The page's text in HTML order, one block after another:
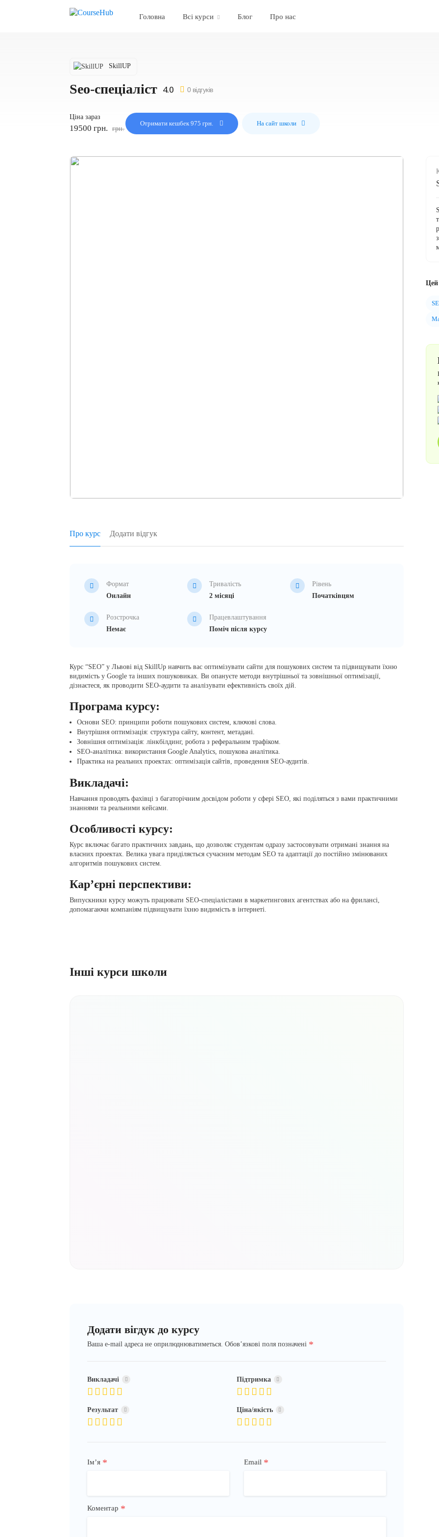
Головна Всі курси Блог Про нас
SkillUP
Seo-спеціаліст 0 відгуків
Ціна зараз
19500 грн. грн.
Отримати кешбек 975 грн. На сайт школи
Про курс Додати відгук
Формат
Онлайн
Тривалість
2 місяці
Рівень
Початківцям
Розстрочка
Немає
Працевлаштування
Поміч після курсу
Курс “SEO” у Львові від SkillUp навчить вас оптимізувати сайти для пошукових систем та підвищувати їхню
видимість у Google та інших пошуковиках. Ви опануєте методи внутрішньої та зовнішньої оптимізації,
дізнаєтеся, як проводити SEO-аудити та аналізувати ефективність своїх дій.
Програма курсу:
Основи SEO: принципи роботи пошукових систем, ключові слова.
Внутрішня оптимізація: структура сайту, контент, метадані.
Зовнішня оптимізація: лінкбілдинг, робота з реферальним трафіком.
SEO-аналітика: використання Google Analytics, пошукова аналітика.
Практика на реальних проектах: оптимізація сайтів, проведення SEO-аудитів.
Викладачі:
Навчання проводять фахівці з багаторічним досвідом роботи у сфері SEO, які поділяться з вами практичними
знаннями та реальними кейсами.
Особливості курсу:
Курс включає багато практичних завдань, що дозволяє студентам одразу застосовувати отримані знання на
власних проектах. Велика увага приділяється сучасним методам SEO та адаптації до постійно змінюваних
алгоритмів пошукових систем.
Кар’єрні перспективи:
Випускники курсу можуть працювати SEO-спеціалістами в маркетингових агентствах або на фрилансі,
допомагаючи компаніям підвищувати їхню видимість в інтернеті.
Інші курси школи
Додати вігдук до курсу
Ваша e-mail адреса не оприлюднюватиметься. Обов’язкові поля позначені *
Викладачі Підтримка
Результат Ціна/якість
Імʼя * Email *
Коментар *
Цей